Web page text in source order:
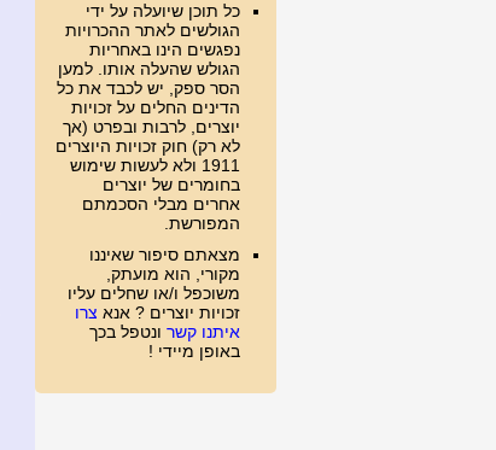
כל תוכן שיועלה על ידי
הגולשים לאתר ההכרויות
נפגשים הינו באחריות
הגולש שהעלה אותו. למען
הסר ספק, יש לכבד את כל
הדינים החלים על זכויות
יוצרים, לרבות ובפרט (אך
לא רק) חוק זכויות היוצרים
1911 ולא לעשות שימוש
בחומרים של יוצרים
אחרים מבלי הסכמתם
המפורשת.
מצאתם סיפור שאיננו
מקורי, הוא מועתק,
משוכפל ו/או שחלים עליו
זכויות יוצרים ? אנא צרו
איתנו קשר ונטפל בכך
באופן מיידי !